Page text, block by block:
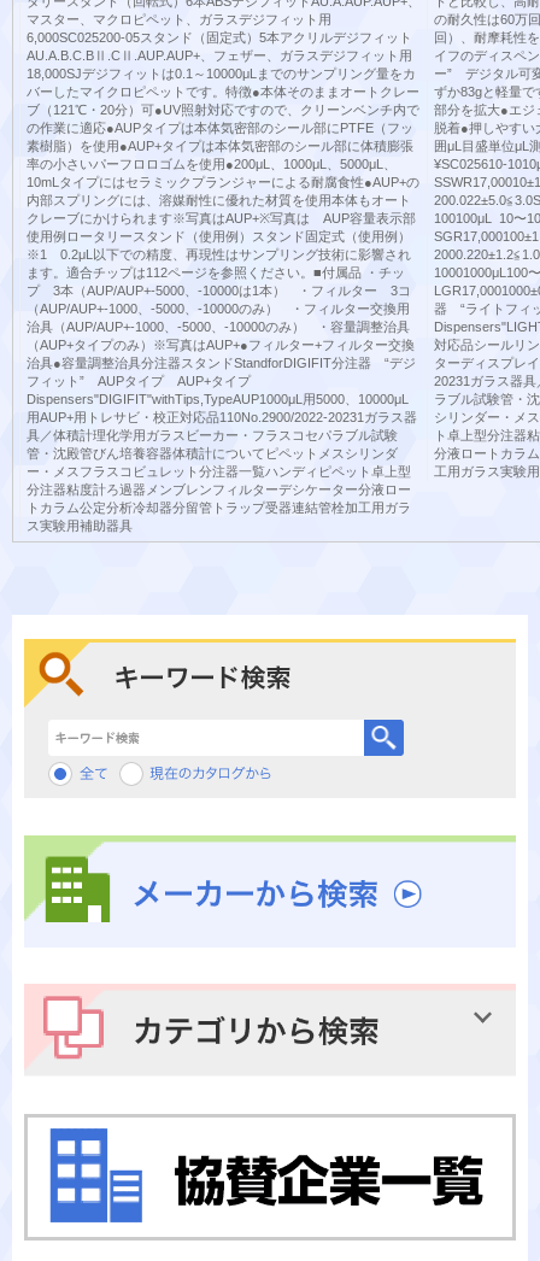
マスター、マクロピペット、ガラスデジフィット用
6,000SC025200-05スタンド（固定式）5本アクリルデジフィット
AU.A.B.C.BⅡ.CⅡ.AUP.AUP+、フェザー、ガラスデジフィット用
18,000SJデジフィットは0.1～10000μLまでのサンプリング量をカ
バーしたマイクロピペットです。特徴●本体そのままオートクレー
ブ（121℃・20分）可●UV照射対応ですので、クリーンベンチ内で
の作業に適応●AUPタイプは本体気密部のシール部にPTFE（フッ
素樹脂）を使用●AUP+タイプは本体気密部のシール部に体積膨張
率の小さいパーフロロゴムを使用●200μL、1000μL、5000μL、
10mLタイプにはセラミックプランジャーによる耐腐食性●AUP+の
内部スプリングには、溶媒耐性に優れた材質を使用本体もオート
クレーブにかけられます※写真はAUP+※写真は AUP容量表示部
使用例ロータリースタンド（使用例）スタンド固定式（使用例）
※1 0.2μL以下での精度、再現性はサンプリング技術に影響され
ます。適合チップは112ページを参照ください。■付属品 ‌・チッ
プ 3本（AUP/AUP+-5000、-10000は1本） ・フィルター 3コ
（AUP/AUP+-1000、-5000、-10000のみ） ・フィルター交換用
治具（AUP/AUP+-1000、-5000、-10000のみ） ・容量調整治具
（AUP+タイプのみ）※写真はAUP+●フィルター+フィルター交換
治具●容量調整治具分注器スタンドStandforDIGIFIT分注器 “デジ
フィット” AUPタイプ AUP+タイプ
Dispensers"DIGIFIT"withTips,TypeAUP1000μL用5000、10000μL
用AUP+用トレサビ・校正対応品110No.2900/2022-20231ガラス器
具／体積計理化学用ガラスビーカー・フラスコセパラブル試験
管・沈殿管びん培養容器体積計についてピペットメスシリンダ
ー・メスフラスコビュレット分注器一覧ハンディピペット卓上型
分注器粘度計ろ過器メンブレンフィルターデシケーター分液ロー
トカラム公定分析冷却器分留管トラップ受器連結管栓加工用ガラ
ス実験用補助器具
の耐久性は60万
回）、耐摩耗性
イフのディスペ
ー” デジタル可
ずか83gと軽量
部分を拡大●エジ
脱着●押しやすい
囲μL目盛単位μL
¥SC025610-
100100μL 10〜
10001000μL100
器 “ライトフィ
対応品シールリ
ターディスプレ
20231ガラス器
ラブル試験管・
シリンダー・メ
ト卓上型分注器
分液ロートカラ
工用ガラス実験
キーワード検索